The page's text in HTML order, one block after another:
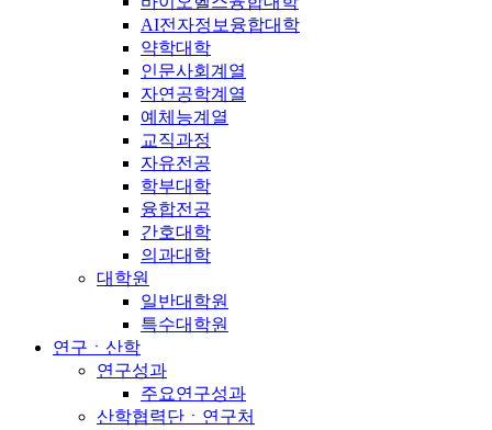
AI전자정보융합대학
약학대학
인문사회계열
자연공학계열
예체능계열
교직과정
자유전공
학부대학
융합전공
간호대학
의과대학
대학원
일반대학원
특수대학원
연구ㆍ산학
연구성과
주요연구성과
산학협력단ㆍ연구처